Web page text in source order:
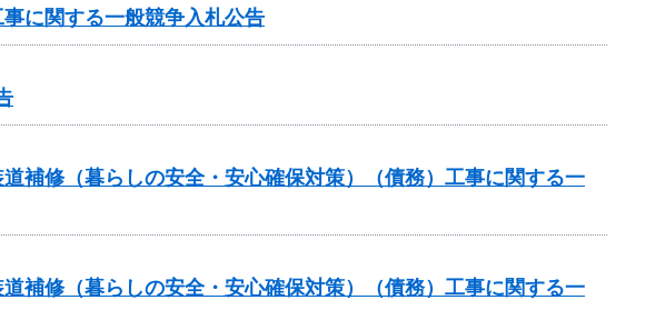
に関する一般競争入札公告
補修（暮らしの安全・安心確保対策）（債務）工事に関する一
補修（暮らしの安全・安心確保対策）（債務）工事に関する一